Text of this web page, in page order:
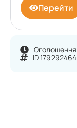
Оголошення
ID 179292464
Перейти